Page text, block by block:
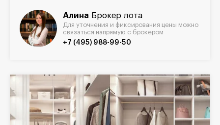
Алина Брокер лота
Для уточнения и фиксирования цены можно
связаться напрямую с брокером
+7 (495) 988-99-50